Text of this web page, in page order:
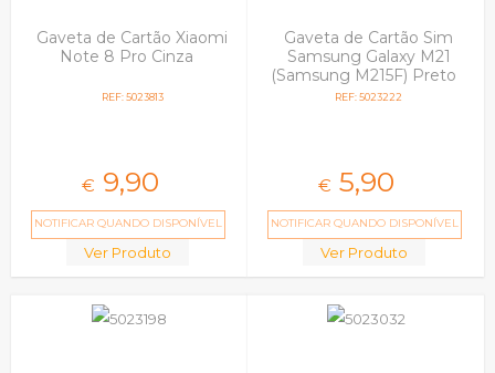
Gaveta de Cartão Xiaomi
Note 8 Pro Cinza
REF: 5023813
€ 9,90
NOTIFICAR QUANDO DISPONÍVEL
Ver Produto
Gaveta de Cartão Sim
Samsung Galaxy M21
(Samsung M215F) Preto
REF: 5023222
€ 5,90
NOTIFICAR QUANDO DISPONÍVEL
Ver Produto